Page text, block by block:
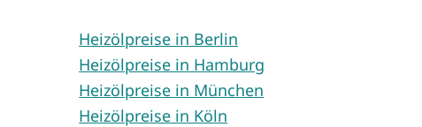
Heizölpreise in Berlin
Heizölpreise in Hamburg
Heizölpreise in München
Heizölpreise in Köln